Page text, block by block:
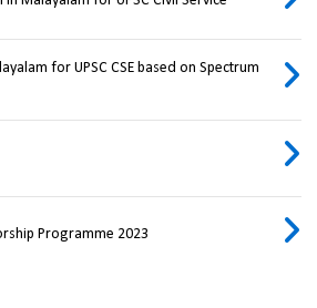
for UPSC CSE based on Spectrum
Programme 2023